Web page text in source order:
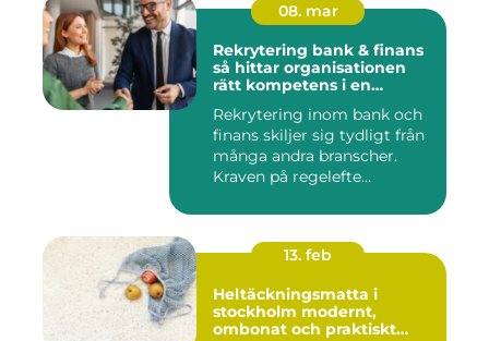
08. mar
Rekrytering bank & finans
så hittar organisationen
rätt kompetens i en
Rekrytering inom bank och
finans skiljer sig tydligt från
många andra branscher.
Kraven på regelefte...
13. feb
Heltäckningsmatta i
stockholm modernt,
ombonat och praktiskt